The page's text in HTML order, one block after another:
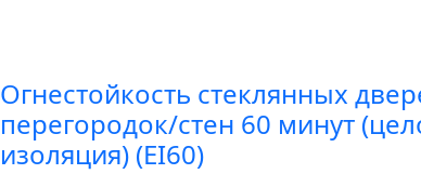
Огнестойкость стеклянных
перегородок/стен 60 минут
изоляция) (EI60)